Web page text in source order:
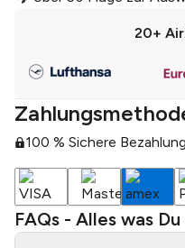
20+
100 % Sichere
FAQs - Alles was